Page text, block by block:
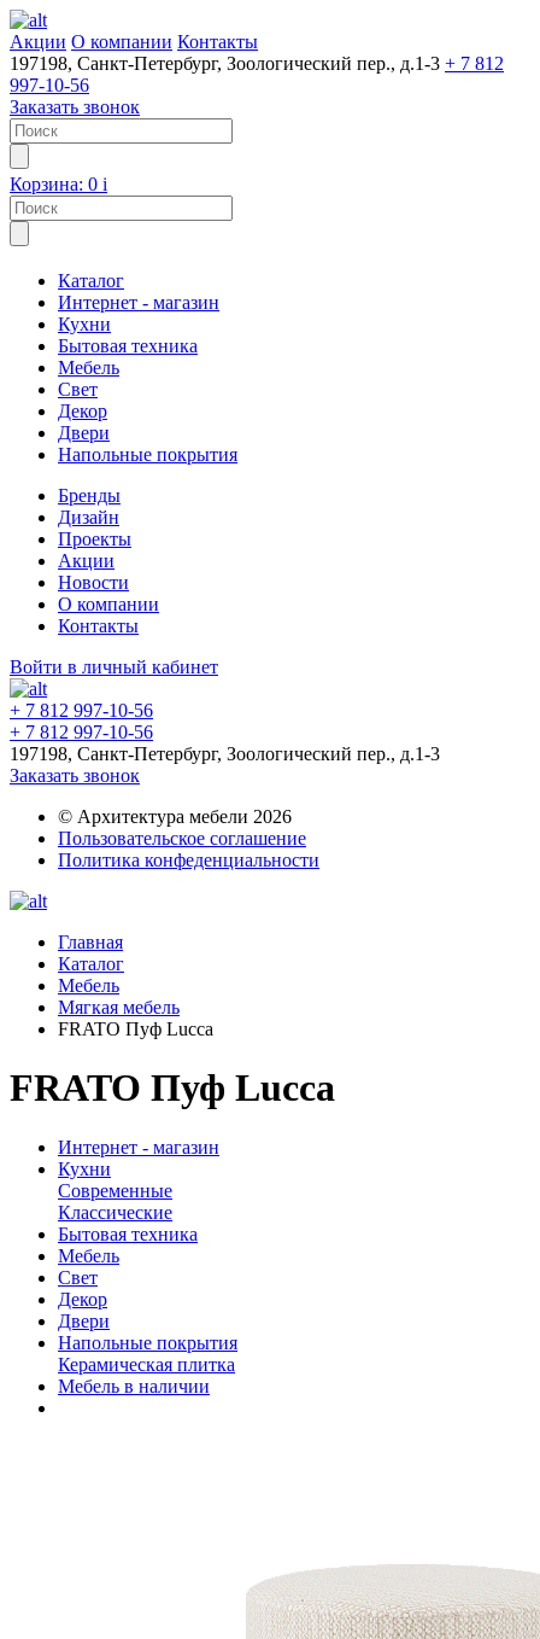
Акции О компании Контакты
197198, Санкт-Петербург, Зоологический пер., д.1-3 + 7 812
997-10-56
Заказать звонок
Корзина: 0 i
Каталог
Интернет - магазин
Кухни
Бытовая техника
Мебель
Свет
Декор
Двери
Напольные покрытия
Бренды
Дизайн
Проекты
Акции
Новости
О компании
Контакты
Войти в личный кабинет
+ 7 812 997-10-56
+ 7 812 997-10-56
197198, Санкт-Петербург, Зоологический пер., д.1-3
Заказать звонок
© Архитектура мебели 2026
Пользовательское соглашение
Политика конфеденциальности
Главная
Каталог
Мебель
Мягкая мебель
FRATO Пуф Lucca
FRATO Пуф Lucca
Интернет - магазин
Кухни
Современные
Классические
Бытовая техника
Мебель
Свет
Декор
Двери
Напольные покрытия
Керамическая плитка
Мебель в наличии